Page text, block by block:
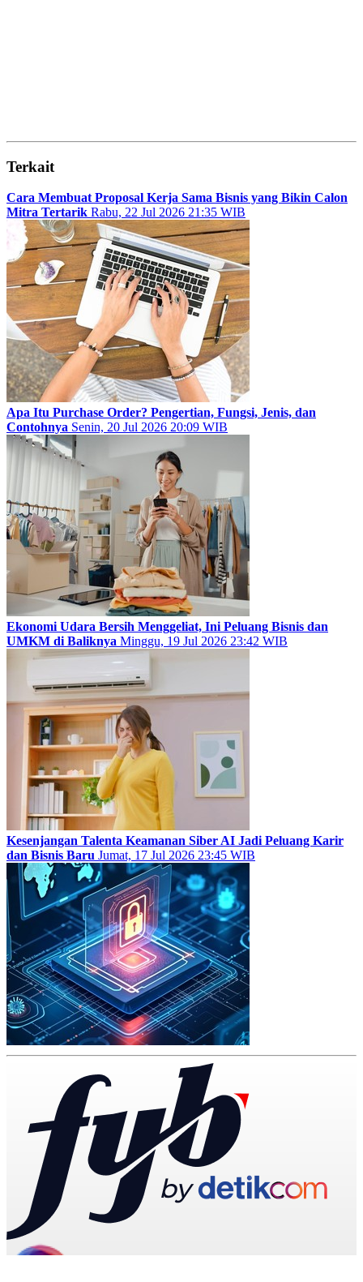
Terkait
Cara Membuat Proposal Kerja Sama Bisnis yang Bikin Calon
Mitra Tertarik Rabu, 22 Jul 2026 21:35 WIB
Apa Itu Purchase Order? Pengertian, Fungsi, Jenis, dan
Contohnya Senin, 20 Jul 2026 20:09 WIB
Ekonomi Udara Bersih Menggeliat, Ini Peluang Bisnis dan
UMKM di Baliknya Minggu, 19 Jul 2026 23:42 WIB
Kesenjangan Talenta Keamanan Siber AI Jadi Peluang Karir
dan Bisnis Baru Jumat, 17 Jul 2026 23:45 WIB